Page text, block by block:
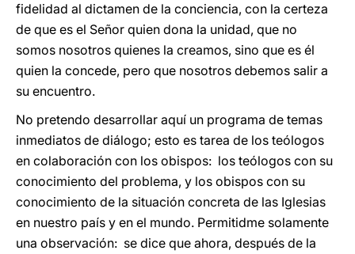
fidelidad al dictamen de la conciencia, con la certeza
de que es el Señor quien dona la unidad, que no
somos nosotros quienes la creamos, sino que es él
quien la concede, pero que nosotros debemos salir a
su encuentro.
No pretendo desarrollar aquí un programa de temas
inmediatos de diálogo; esto es tarea de los teólogos
en colaboración con los obispos: los teólogos con su
conocimiento del problema, y los obispos con su
conocimiento de la situación concreta de las Iglesias
en nuestro país y en el mundo. Permitidme solamente
una observación: se dice que ahora, después de la